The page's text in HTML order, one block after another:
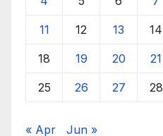
11 12 13 14
18 19 20 21
25 26 27 28
« Apr Jun »